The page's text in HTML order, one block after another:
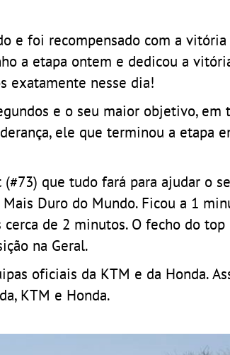
e foi recompensado com a vitória
a etapa ontem e dedicou a
exatamente nesse dia!
e o seu maior objetivo, em
ele que terminou a etapa
que tudo fará para ajudar o
Duro do Mundo. Ficou a 1
de 2 minutos. O fecho do
na Geral.
oficiais da KTM e da Honda.
KTM e Honda.